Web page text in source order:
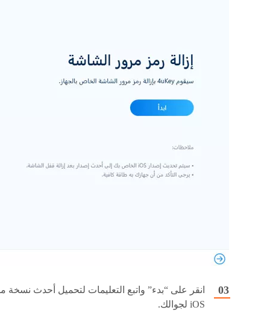
انقر على “بدء” واتبع التعليمات لتحميل أحدث نسخة
iOS لجوالك.